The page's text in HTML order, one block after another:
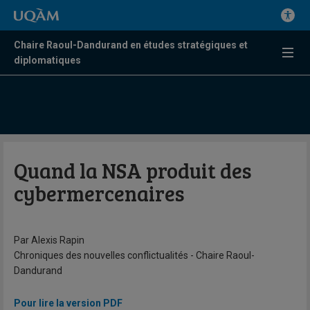
Chaire Raoul-Dandurand en études stratégiques et
diplomatiques
Quand la NSA produit des
cybermercenaires
Par Alexis Rapin
Chroniques des nouvelles conflictualités - Chaire Raoul-
Dandurand
Pour lire la version PDF